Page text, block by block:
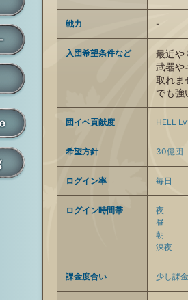
戦力 -
入団希望条件など
最近や
武器や
取れま
でも強
団イベ貢献度 HELL
希望方針 30億団
ログイン率 毎日
ログイン時間帯
夜
昼
朝
深夜
課金度合い 少し課金